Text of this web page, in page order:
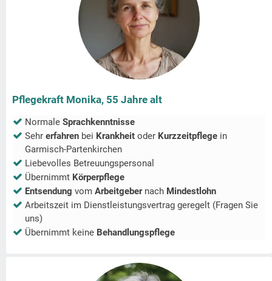
Pflegekraft Monika, 55 Jahre alt
Normale Sprachkenntnisse
Sehr erfahren bei Krankheit oder Kurzzeitpflege in
Garmisch-Partenkirchen
Liebevolles Betreuungspersonal
Übernimmt Körperpflege
Entsendung vom Arbeitgeber nach Mindestlohn
Arbeitszeit im Dienstleistungsvertrag geregelt (Fragen Sie
uns)
Übernimmt keine Behandlungspflege